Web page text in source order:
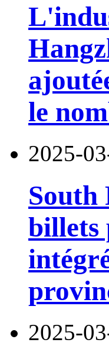
le
2025-
South
billets
2025-